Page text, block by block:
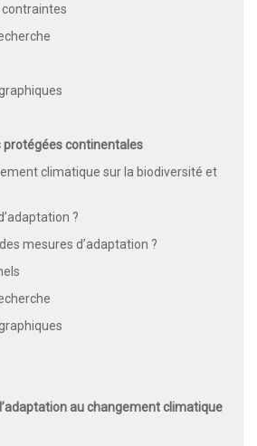
protégées continentales
climatique sur la biodiversité et
?
mesures d’adaptation ?
au changement climatique